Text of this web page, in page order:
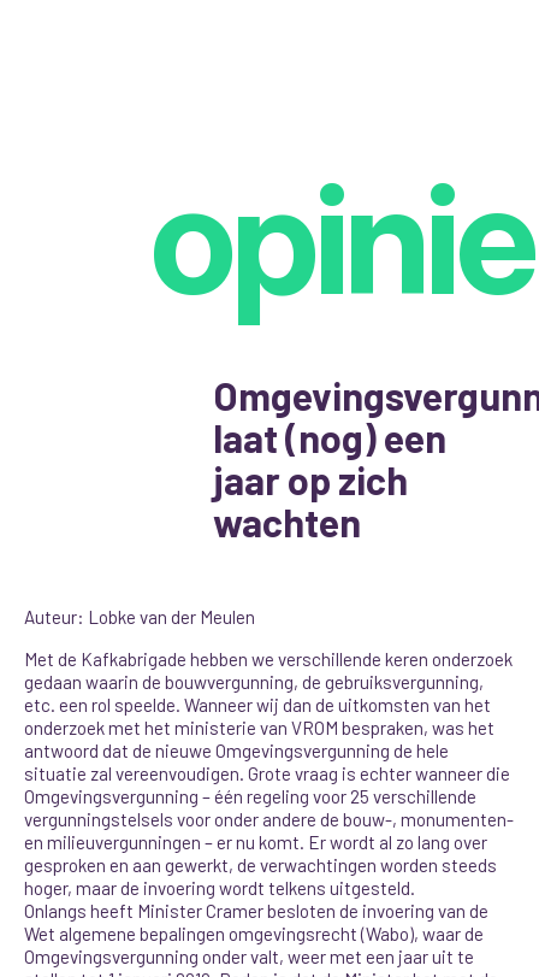
opinie
laat (nog) een
jaar op zich
wachten
Auteur: Lobke van der Meulen
Met de Kafkabrigade hebben we verschillende keren onderzoek
gedaan waarin de bouwvergunning, de gebruiksvergunning,
etc. een rol speelde. Wanneer wij dan de uitkomsten van het
onderzoek met het ministerie van VROM bespraken, was het
antwoord dat de nieuwe Omgevingsvergunning de hele
situatie zal vereenvoudigen. Grote vraag is echter wanneer die
Omgevingsvergunning – één regeling voor 25 verschillende
vergunningstelsels voor onder andere de bouw-, monumenten-
en milieuvergunningen – er nu komt. Er wordt al zo lang over
gesproken en aan gewerkt, de verwachtingen worden steeds
hoger, maar de invoering wordt telkens uitgesteld.
Onlangs heeft Minister Cramer besloten de invoering van de
Wet algemene bepalingen omgevingsrecht (Wabo), waar de
Omgevingsvergunning onder valt, weer met een jaar uit te